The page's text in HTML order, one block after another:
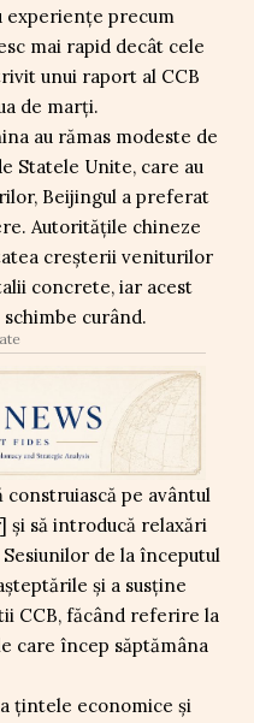
experiențe precum
mai rapid decât cele
unui raport al CCB
de marți.
au rămas modeste de
Statele Unite, care au
Beijingul a preferat
Autoritățile chineze
creșterii veniturilor
concrete, iar acest
curând.
construiască pe avântul
să introducă relaxări
de la începutul
și a susține
CCB, făcând referire la
care încep săptămâna
țintele economice și